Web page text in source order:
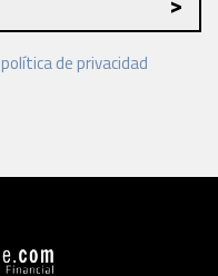
política de privacidad